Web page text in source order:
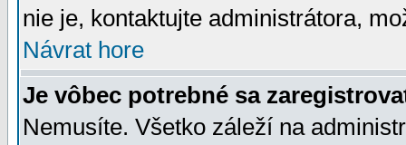
nie je, kontaktujte administrátora,
Návrat hore
Je vôbec potrebné sa
Nemusíte. Všetko záleží na